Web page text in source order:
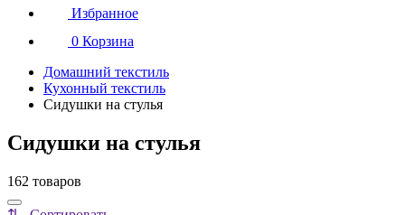
Избранное
0 Корзина
Домашний текстиль
Кухонный текстиль
Сидушки на стулья
Сидушки на стулья
162 товаров